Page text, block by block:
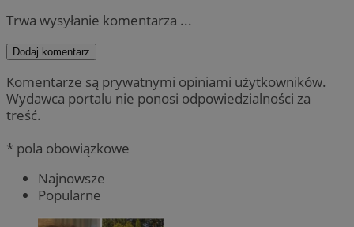
Trwa wysyłanie komentarza ...
Dodaj komentarz
Komentarze są prywatnymi opiniami użytkowników.
Wydawca portalu nie ponosi odpowiedzialności za
treść.
* pola obowiązkowe
Najnowsze
Popularne